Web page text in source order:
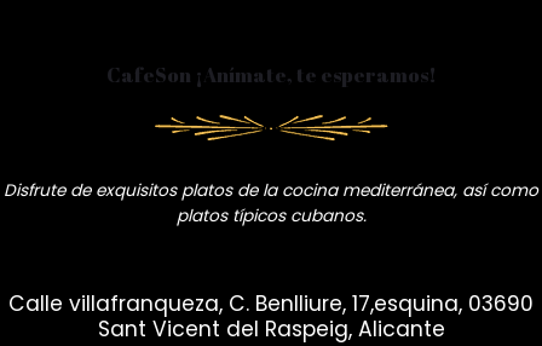
CafeSon ¡Anímate, te esperamos!
Disfrute de exquisitos platos de la cocina mediterránea, así como
platos típicos cubanos.
Calle villafranqueza, C. Benlliure, 17,esquina, 03690
Sant Vicent del Raspeig, Alicante